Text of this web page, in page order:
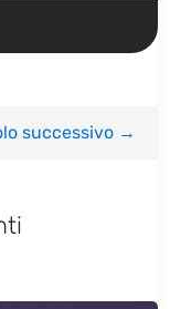
successivo→